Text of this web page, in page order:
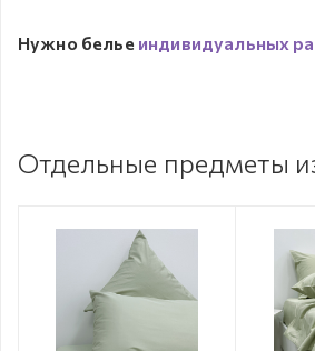
Нужно белье индивидуальных
Отдельные предметы